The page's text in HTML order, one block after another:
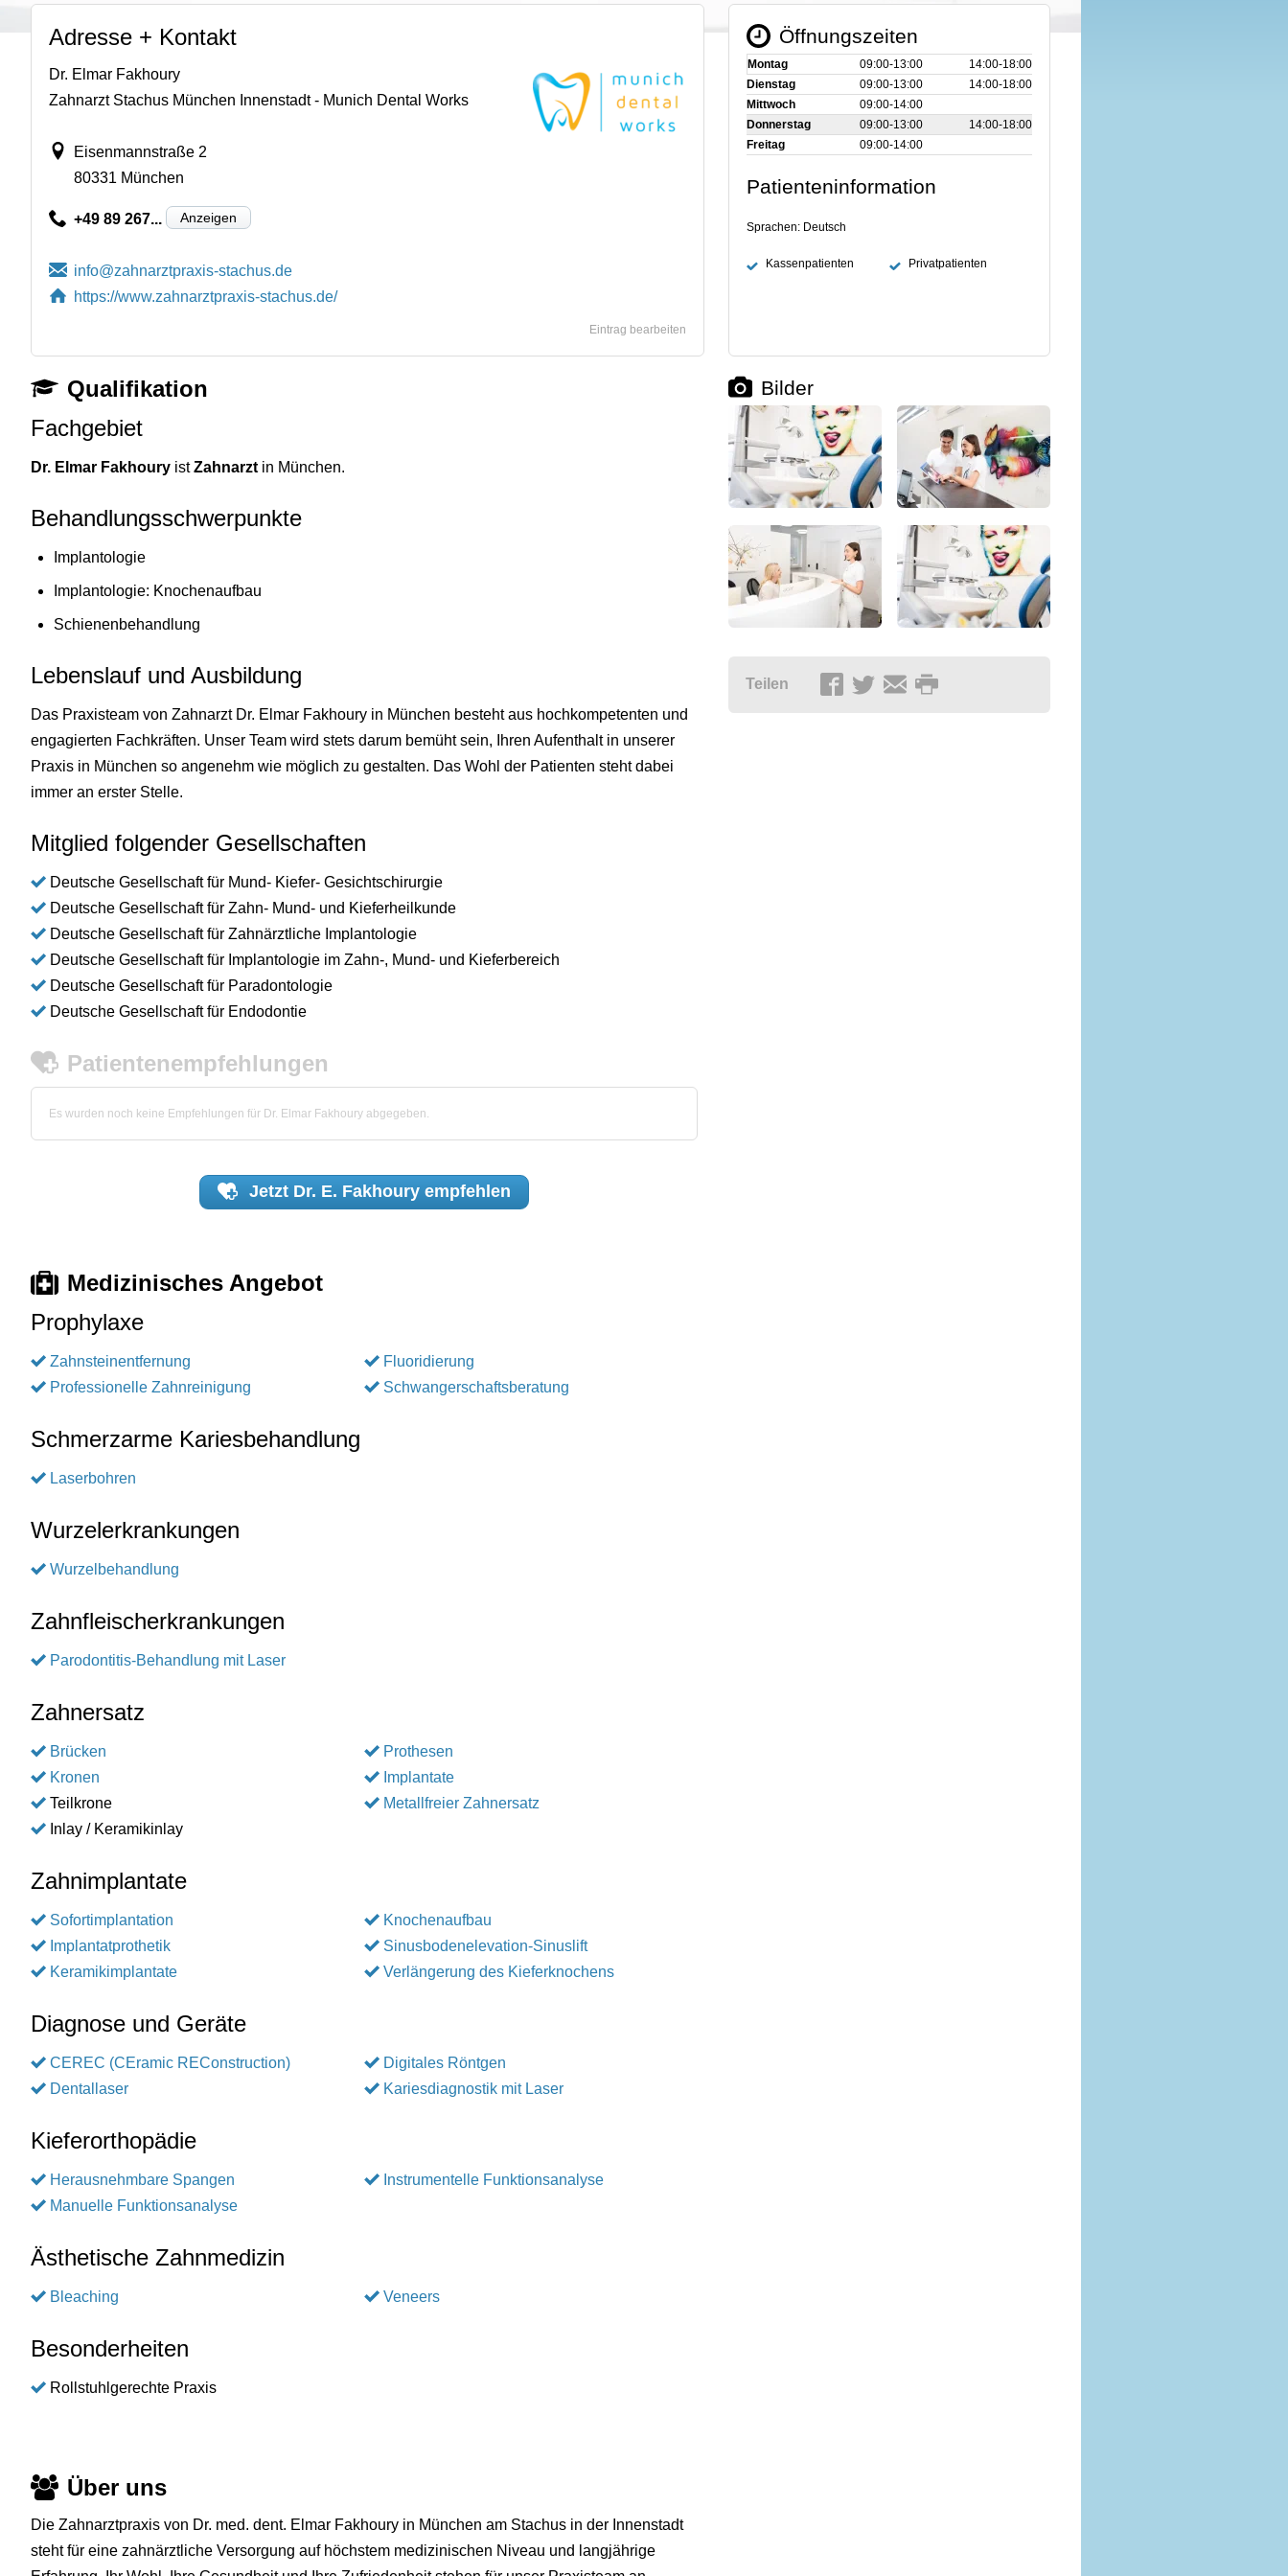
Adresse + Kontakt
Dr. Elmar Fakhoury
Zahnarzt Stachus München Innenstadt - Munich Dental Works
Eisenmannstraße 2
80331 München
+49 89 267... Anzeigen
https://www.zahnarztpraxis-stachus.de/
Eintrag bearbeiten
Öffnungszeiten
Montag 09:00‑13:00
14:00‑18:00
Dienstag
09:00‑13:00
14:00‑18:00
Mittwoch
09:00‑14:00
Donnerstag
09:00‑13:00
14:00‑18:00
Freitag
09:00‑14:00
Patienteninformation
Sprachen: Deutsch
Kassenpatienten Privatpatienten
Qualifikation
Fachgebiet
Dr. Elmar Fakhoury istZahnarzt in München.
Behandlungsschwerpunkte
Implantologie
Implantologie: Knochenaufbau
Schienenbehandlung
Lebenslauf und Ausbildung
Das Praxisteam von Zahnarzt Dr. Elmar Fakhoury in München besteht aus hochkompetenten und
engagierten Fachkräften. Unser Team wird stets darum bemüht sein, Ihren Aufenthalt in unserer
Praxis in München so angenehm wie möglich zu gestalten. Das Wohl der Patienten steht dabei
immer an erster Stelle.
Mitglied folgender Gesellschaften
Deutsche Gesellschaft für Mund- Kiefer- Gesichtschirurgie
Deutsche Gesellschaft für Zahn- Mund- und Kieferheilkunde
Deutsche Gesellschaft für Zahnärztliche Implantologie
Deutsche Gesellschaft für Implantologie im Zahn-, Mund- und Kieferbereich
Deutsche Gesellschaft für Paradontologie
Deutsche Gesellschaft für Endodontie
Patientenempfehlungen
Es wurden noch keine Empfehlungen für Dr. Elmar Fakhoury abgegeben.
Jetzt Dr. E. Fakhoury empfehlen
Medizinisches Angebot
Prophylaxe
Zahnsteinentfernung
Professionelle Zahnreinigung
Fluoridierung
Schwangerschaftsberatung
Schmerzarme Kariesbehandlung
Laserbohren
Wurzelerkrankungen
Wurzelbehandlung
Zahnfleischerkrankungen
Parodontitis-Behandlung mit Laser
Zahnersatz
Brücken
Kronen
Teilkrone
Inlay / Keramikinlay
Prothesen
Implantate
Metallfreier Zahnersatz
Zahnimplantate
Sofortimplantation
Implantatprothetik
Keramikimplantate
Knochenaufbau
Sinusbodenelevation-Sinuslift
Verlängerung des Kieferknochens
Diagnose und Geräte
CEREC (CEramic REConstruction)
Dentallaser
Digitales Röntgen
Kariesdiagnostik mit Laser
Kieferorthopädie
Herausnehmbare Spangen
Manuelle Funktionsanalyse
Instrumentelle Funktionsanalyse
Ästhetische Zahnmedizin
Bleaching Veneers
Besonderheiten
Rollstuhlgerechte Praxis
Über uns
Die Zahnarztpraxis von Dr. med. dent. Elmar Fakhoury in München am Stachus in der Innenstadt
steht für eine zahnärztliche Versorgung auf höchstem medizinischen Niveau und langjährige
Bilder
Teilen